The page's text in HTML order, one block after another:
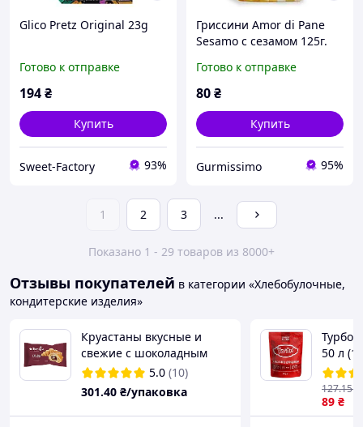
Glico Pretz Original 23g
Готово к отправке
194₴
Купить
Sweet-Factory 93%
Гриссини Amor di Pane
Sesamo с сезамом 125г.
Готово к отправке
80₴
Купить
Gurmissimo 95%
1 2 3 ...
Показано 1 - 29 товаров из 8000+
Отзывы покупателей в категории «Хлебобулочные,
кондитерские изделия»
Круаcтаны вкусные и
свежие с шоколадным
наполнителем (в
индивидуальной
упаковке) 1.2кг (30шт*40г)
ТМ TONIYA
5.0 (10)
301.40 ₴/упаковка
50 л
89 ₴
127.15